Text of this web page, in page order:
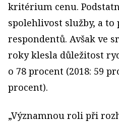
kritérium cenu.
spolehlivost služby, a to
respondentů. Avšak ve
roky klesla důležitost
o 78 procent (2018: 59
procent).
„Významnou roli při